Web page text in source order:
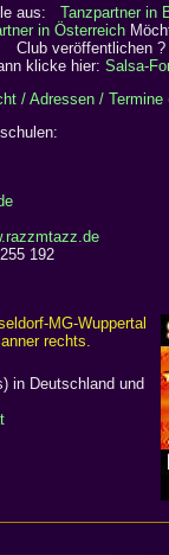
aus: Tanzpartner in
in Österreich
Club veröffentlichen ?
klicke hier: Salsa-
/ Adressen / Termine
192
MG-Wuppertal
rechts.
in Deutschland und